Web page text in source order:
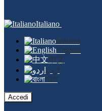
Italiano
Italiano
English
中文
اردو
বাংলা
Accedi